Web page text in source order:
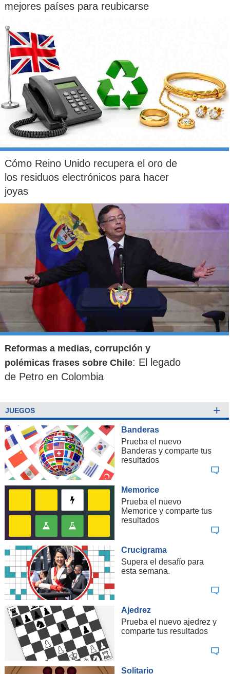
mejores países para reubicarse
Cómo Reino Unido recupera el oro de
los residuos electrónicos para hacer
joyas
Reformas a medias, corrupción y
polémicas frases sobre Chile: El legado
de Petro en Colombia
JUEGOS +
Banderas
Prueba el nuevo
Banderas y comparte tus
resultados
Memorice
Prueba el nuevo
Memorice y comparte tus
resultados
Crucigrama
Supera el desafío para
esta semana.
Ajedrez
Prueba el nuevo ajedrez y
comparte tus resultados
Solitario